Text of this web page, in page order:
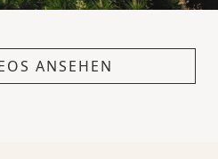
ANSEHEN